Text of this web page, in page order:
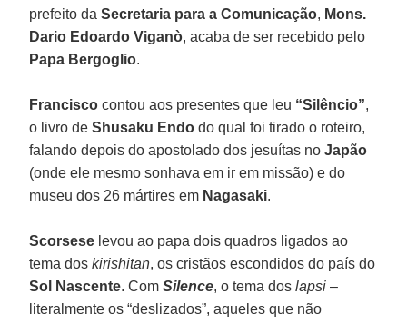
prefeito daSecretaria para a Comunicação, Mons.
Dario Edoardo Viganò, acaba de ser recebido pelo
Papa Bergoglio.
Francisco contou aos presentes que leu “Silêncio”,
o livro deShusaku Endo do qual foi tirado o roteiro,
falando depois do apostolado dos jesuítas noJapão
(onde ele mesmo sonhava em ir em missão) e do
museu dos 26 mártires em Nagasaki.
Scorsese levou ao papa dois quadros ligados ao
tema doskirishitan, os cristãos escondidos do país do
Sol Nascente. ComSilence, o tema doslapsi –
literalmente os “deslizados”, aqueles que não